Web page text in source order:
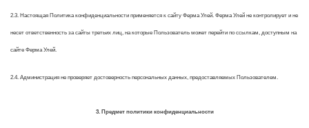
2.3. Настоящая Политика конфиденциальности применяется к сайту Ферма Улей. Ферма Улей не контролирует и не
несет ответственность за сайты третьих лиц, на которые Пользователь может перейти по ссылкам, доступным на
сайте Ферма Улей.
2.4. Администрация не проверяет достоверность персональных данных, предоставляемых Пользователем.
3. Предмет политики конфиденциальности